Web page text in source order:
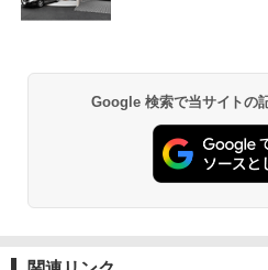
Google 検索で当サイトの